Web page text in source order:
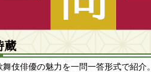
蔵
伎俳優の魅力を一問一答形式で紹介